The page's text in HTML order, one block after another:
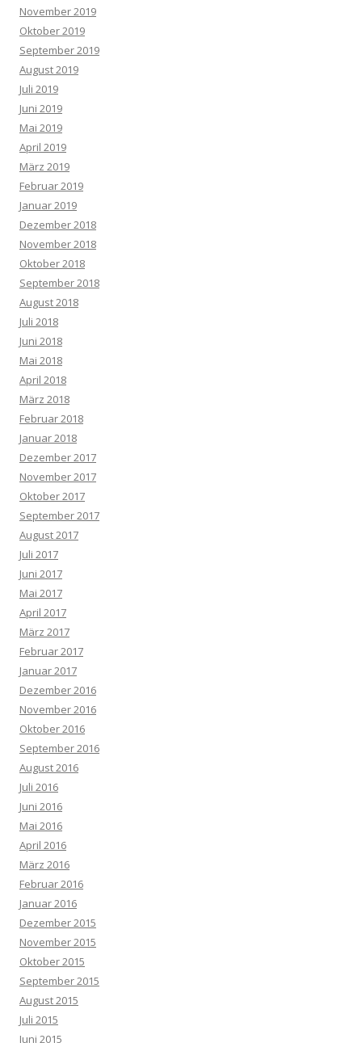
November 2019
Oktober 2019
September 2019
August 2019
Juli 2019
Juni 2019
Mai 2019
April 2019
März 2019
Februar 2019
Januar 2019
Dezember 2018
November 2018
Oktober 2018
September 2018
August 2018
Juli 2018
Juni 2018
Mai 2018
April 2018
März 2018
Februar 2018
Januar 2018
Dezember 2017
November 2017
Oktober 2017
September 2017
August 2017
Juli 2017
Juni 2017
Mai 2017
April 2017
März 2017
Februar 2017
Januar 2017
Dezember 2016
November 2016
Oktober 2016
September 2016
August 2016
Juli 2016
Juni 2016
Mai 2016
April 2016
März 2016
Februar 2016
Januar 2016
Dezember 2015
November 2015
Oktober 2015
September 2015
August 2015
Juli 2015
Juni 2015